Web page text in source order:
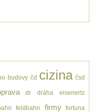
budovy čd cizina čsd
dr dráha eisenertz
feldbahn firmy fortuna